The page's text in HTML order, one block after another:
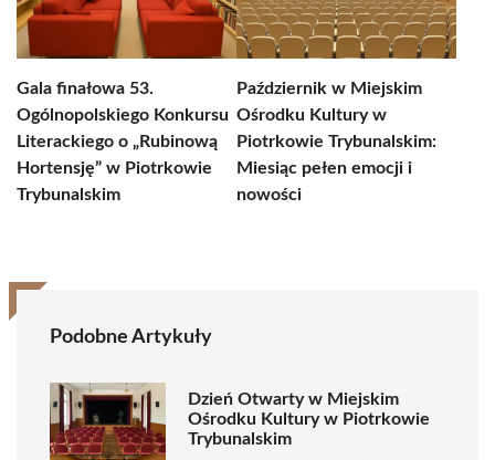
Gala finałowa 53.
Ogólnopolskiego Konkursu
Literackiego o „Rubinową
Hortensję” w Piotrkowie
Trybunalskim
Październik w Miejskim
Ośrodku Kultury w
Piotrkowie Trybunalskim:
Miesiąc pełen emocji i
nowości
Podobne Artykuły
Dzień Otwarty w Miejskim
Ośrodku Kultury w Piotrkowie
Trybunalskim